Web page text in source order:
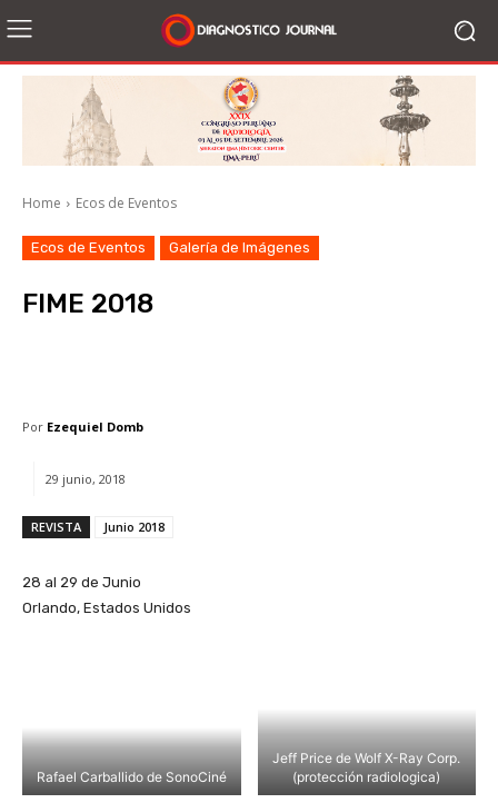
Home Ecos de Eventos
Ecos de Eventos Galería de Imágenes
FIME 2018
Por Ezequiel Domb
29 junio, 2018
REVISTA Junio 2018
28 al 29 de Junio
Orlando, Estados Unidos
Rafael Carballido de SonoCiné
Jeff Price de Wolf X-Ray Corp.
(protección radiologica)